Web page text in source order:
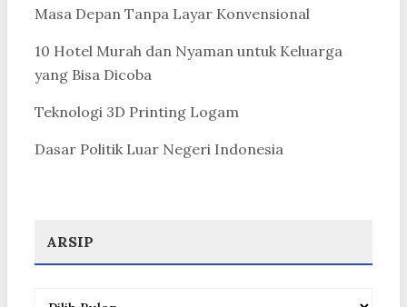
Masa Depan Tanpa Layar Konvensional
10 Hotel Murah dan Nyaman untuk Keluarga
yang Bisa Dicoba
Teknologi 3D Printing Logam
Dasar Politik Luar Negeri Indonesia
ARSIP
Arsip